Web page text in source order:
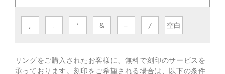
, . ' & − / 空白
リングをご購入されたお客様に、無料で刻印のサービスを
承っております。 刻印をご希望される場合は、以下の条件